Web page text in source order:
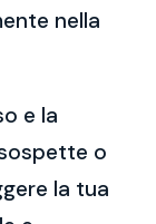
nella
e la
o
la tua